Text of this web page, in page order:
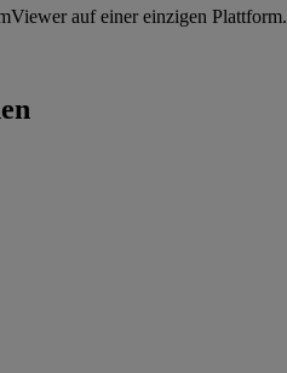
auf einer einzigen Plattform.